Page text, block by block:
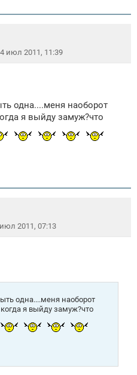
июл 2011, 11:39
одна....меня наоборот
я выйду замуж?что
2011, 07:13
одна....меня наоборот
я выйду замуж?что